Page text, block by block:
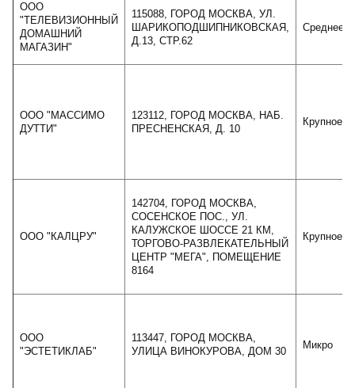
ООО
"ТЕЛЕВИЗИОННЫЙ
ДОМАШНИЙ
МАГАЗИН"
115088, ГОРОД МОСКВА, УЛ.
ШАРИКОПОДШИПНИКОВСКАЯ,
Д.13, СТР.62
Среднее
ООО "МАССИМО
ДУТТИ"
123112, ГОРОД МОСКВА, НАБ.
ПРЕСНЕНСКАЯ, Д. 10
Крупное
ООО "КАЛЦРУ"
142704, ГОРОД МОСКВА,
СОСЕНСКОЕ ПОС., УЛ.
КАЛУЖСКОЕ ШОССЕ 21 КМ,
ТОРГОВО-РАЗВЛЕКАТЕЛЬНЫЙ
ЦЕНТР "МЕГА", ПОМЕЩЕНИЕ
8164
Крупное
ООО
"ЭСТЕТИКЛАБ"
113447, ГОРОД МОСКВА,
УЛИЦА ВИНОКУРОВА, ДОМ 30
Микро